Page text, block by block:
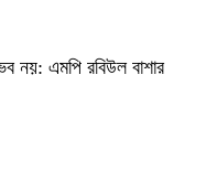
নয়: এমপি রবিউল বাশার